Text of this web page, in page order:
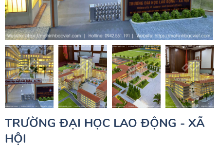
TRƯỜNG ĐẠI HỌC LAO ĐỘNG - XÃ
HỘI